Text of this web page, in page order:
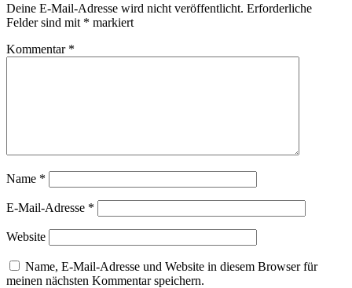
Deine E-Mail-Adresse wird nicht veröffentlicht. Erforderliche
Felder sind mit * markiert
Kommentar *
Name *
E-Mail-Adresse *
Website
Name, E-Mail-Adresse und Website in diesem Browser für
meinen nächsten Kommentar speichern.